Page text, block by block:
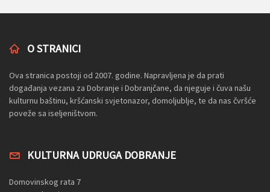
O STRANICI
Ova stranica postoji od 2007. godine. Napravljena je da prati
događanja vezana za Dobranje i Dobranjčane, da njeguje i čuva našu
kulturnu baštinu, kršćanski svjetonazor, domoljublje, te da nas čvršće
poveže sa iseljeništvom.
KULTURNA UDRUGA DOBRANJE
Domovinskog rata 7